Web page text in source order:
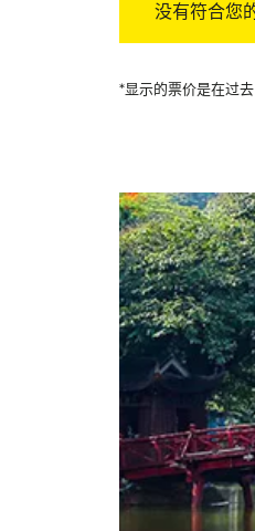
没有符合您
*显示的票价是在过